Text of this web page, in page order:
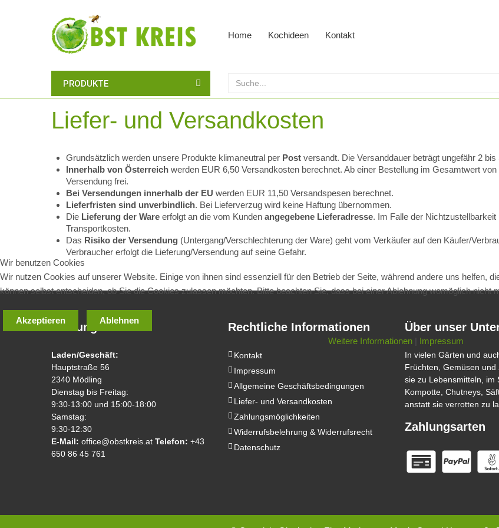
Home Kochideen Kontakt
PRODUKTE
Liefer- und Versandkosten
Grundsätzlich werden unsere Produkte klimaneutral per Post versandt. Die Versanddauer beträgt ungefähr 2 bis
Innerhalb von Österreich werden EUR 6,50 Versandkosten berechnet. Ab einer Bestellung im Gesamtwert
Versendung frei.
Bei Versendungen innerhalb der EU werden EUR 11,50 Versandspesen berechnet.
Lieferfristen sind unverbindlich. Bei Lieferverzug wird keine Haftung übernommen.
Die Lieferung der Ware erfolgt an die vom Kunden angegebene Lieferadresse. Im Falle der
Transportkosten.
Das Risiko der Versendung (Untergang/Verschlechterung der Ware) geht vom Verkäufer auf den Käufer/
Verbraucher erfolgt die Lieferung/Versendung auf seine Gefahr.
Öffnungszeiten
Laden/Geschäft:
Hauptstraße 56
2340 Mödling
Dienstag bis Freitag:
9:30-13:00 und 15:00-18:00
Samstag:
9:30-12:30
E-Mail: office@obstkreis.at Telefon: +43
650 86 45 761
Rechtliche Informationen
Kontakt
Impressum
Allgemeine Geschäftsbedingungen
Liefer- und Versandkosten
Zahlungsmöglichkeiten
Widerrufsbelehrung & Widerrufsrecht
Datenschutz
Über unser
In vielen Gärten und
Früchten, Gemüsen und
sie zu Lebensmitteln, im
Kompotte, Chutneys,
anstatt sie verrotten zu
Zahlungsarten
Wir benutzen Cookies
Wir nutzen Cookies auf unserer Website. Einige von ihnen sind essenziell für den Betrieb der Seite, während andere uns helfen,
können selbst entscheiden, ob Sie die Cookies zulassen möchten. Bitte beachten Sie, dass bei einer Ablehnung womöglich nicht
Akzeptieren Ablehnen
Weitere Informationen Impressum